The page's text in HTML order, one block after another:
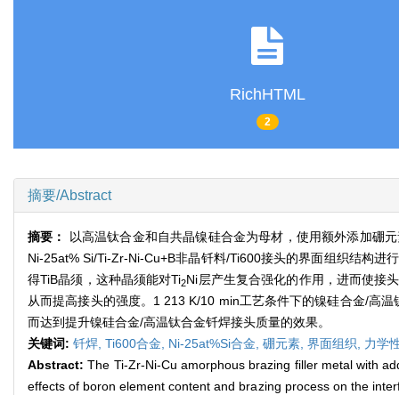
RichHTML
2
摘要/Abstract
摘要： 以高温钛合金和自共晶镍硅合金为母材，使用额外添加硼
Ni-25at% Si/Ti-Zr-Ni-Cu+B非晶钎料/Ti600接头的界面组织结构进
得TiB晶须，这种晶须能对Ti2Ni层产生复合强化的作用，进而使接
从而提高接头的强度。1 213 K/10 min工艺条件下的镍硅合金/高
而达到提升镍硅合金/高温钛合金钎焊接头质量的效果。
关键词: 钎焊, Ti600合金, Ni-25at%Si合金, 硼元素, 界面组织, 力学
Abstract:The Ti-Zr-Ni-Cu amorphous brazing filler metal with
effects of boron element content and brazing process on the